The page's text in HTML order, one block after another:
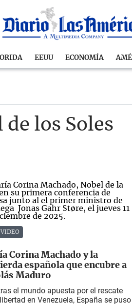
EEUU ECONOMÍA
los Soles
VIDEO
Corina Machado y la
española que encubre a
Maduro
el mundo apuesta por el rescate
en Venezuela, España se puso